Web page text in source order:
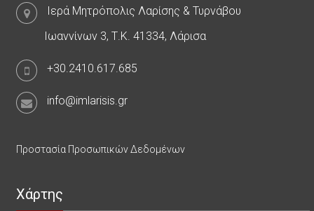
Ιερά Μητρόπολις Λαρίσης & Τυρνάβου
Ιωαννίνων 3, Τ.Κ. 41334, Λάρισα
+30.2410.617.685
info@imlarisis.gr
Προστασία Προσωπικών Δεδομένων
Χάρτης